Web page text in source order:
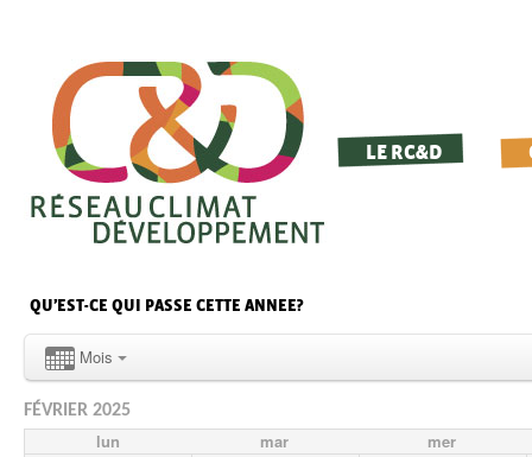
LE RC&D
QU’EST-CE QUI PASSE CETTE ANNEE?
Mois
FÉVRIER 2025
lun mar mer